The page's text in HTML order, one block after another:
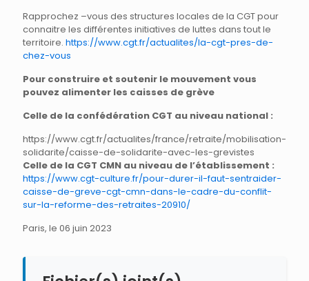
Rapprochez –vous des structures locales de la CGT pour
connaitre les différentes initiatives de luttes dans tout le
territoire. https://www.cgt.fr/actualites/la-cgt-pres-de-
chez-vous
Pour construire et soutenir le mouvement vous
pouvez alimenter les caisses de grève
Celle de la confédération CGT au niveau national :
https://www.cgt.fr/actualites/france/retraite/mobilisation-
solidarite/caisse-de-solidarite-avec-les-grevistes
Celle de la CGT CMN au niveau de l’établissement :
https://www.cgt-culture.fr/pour-durer-il-faut-sentraider-
caisse-de-greve-cgt-cmn-dans-le-cadre-du-conflit-
sur-la-reforme-des-retraites-20910/
Paris, le 06 juin 2023